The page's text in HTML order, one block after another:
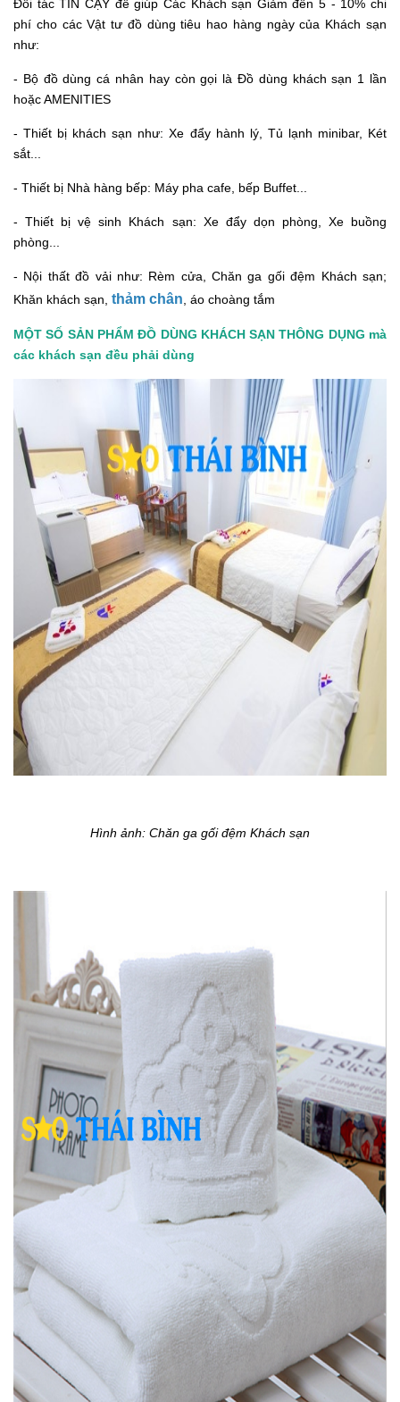
Đối tác TIN CẬY để giúp Các Khách sạn Giảm đến 5 - 10% chi
phí cho các Vật tư đồ dùng tiêu hao hàng ngày của Khách sạn
như:
- Bộ đồ dùng cá nhân hay còn gọi là Đồ dùng khách sạn 1 lần
hoặc AMENITIES
- Thiết bị khách sạn như: Xe đẩy hành lý, Tủ lạnh minibar, Két
sắt...
- Thiết bị Nhà hàng bếp: Máy pha cafe, bếp Buffet...
- Thiết bị vệ sinh Khách sạn: Xe đẩy dọn phòng, Xe buồng
phòng...
- Nội thất đồ vải như: Rèm cửa, Chăn ga gối đệm Khách sạn;
Khăn khách sạn, thảm chân , áo choàng tắm
MỘT SỐ SẢN PHẨM ĐỒ DÙNG KHÁCH SẠN THÔNG DỤNG mà
các khách sạn đều phải dùng
Hình ảnh: Chăn ga gối đệm Khách sạn